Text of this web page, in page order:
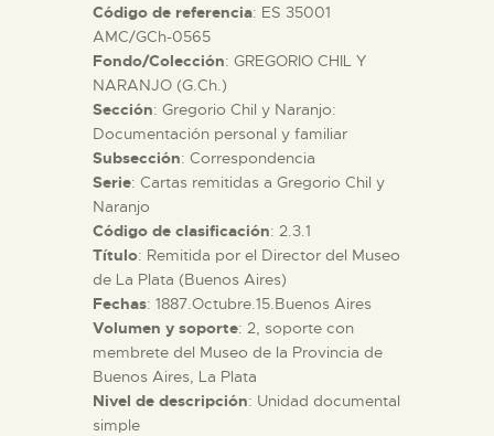
ACTIVIDADES
█
EL MUSEO
COLECCIONES
DIDÁCTICA
ESPAÑOL
Código de referencia: ES 35001
AMC/GCh-0565
Fondo/Colección: GREGORIO CHIL Y
NARANJO (G.Ch.)
Sección: Gregorio Chil y Naranjo:
Documentación personal y familiar
Subsección: Correspondencia
Serie: Cartas remitidas a Gregorio Chil y
Naranjo
Código de clasificación: 2.3.1
Título: Remitida por el Director del Museo
de La Plata (Buenos Aires)
Fechas: 1887.Octubre.15.Buenos Aires
Volumen y soporte: 2, soporte con
membrete del Museo de la Provincia de
Buenos Aires, La Plata
Nivel de descripción: Unidad documental
simple